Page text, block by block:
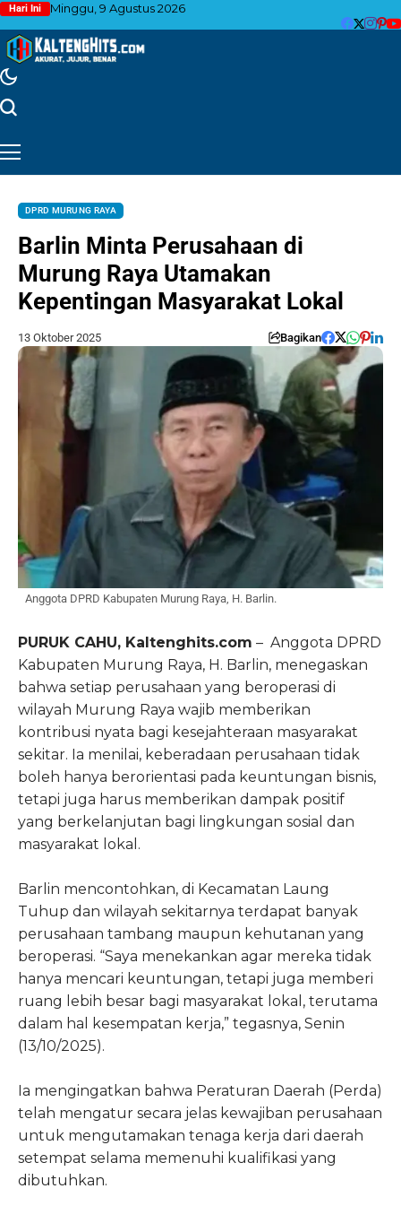
Hari Ini Minggu, 9 Agustus 2026
DPRD MURUNG RAYA
Barlin Minta Perusahaan di
Murung Raya Utamakan
Kepentingan Masyarakat Lokal
13 Oktober 2025 Bagikan
Anggota DPRD Kabupaten Murung Raya, H. Barlin.
PURUK CAHU, Kaltenghits.com – Anggota DPRD
Kabupaten Murung Raya, H. Barlin, menegaskan
bahwa setiap perusahaan yang beroperasi di
wilayah Murung Raya wajib memberikan
kontribusi nyata bagi kesejahteraan masyarakat
sekitar. Ia menilai, keberadaan perusahaan tidak
boleh hanya berorientasi pada keuntungan bisnis,
tetapi juga harus memberikan dampak positif
yang berkelanjutan bagi lingkungan sosial dan
masyarakat lokal.
Barlin mencontohkan, di Kecamatan Laung
Tuhup dan wilayah sekitarnya terdapat banyak
perusahaan tambang maupun kehutanan yang
beroperasi. “Saya menekankan agar mereka tidak
hanya mencari keuntungan, tetapi juga memberi
ruang lebih besar bagi masyarakat lokal, terutama
dalam hal kesempatan kerja,” tegasnya, Senin
(13/10/2025).
Ia mengingatkan bahwa Peraturan Daerah (Perda)
telah mengatur secara jelas kewajiban perusahaan
untuk mengutamakan tenaga kerja dari daerah
setempat selama memenuhi kualifikasi yang
dibutuhkan.